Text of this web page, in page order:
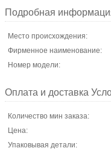
Подробная
Место происхождения:
Фирменное наименование:
Номер модели:
Оплата и доставка
Количество мин заказа:
Цена:
Упаковывая детали: